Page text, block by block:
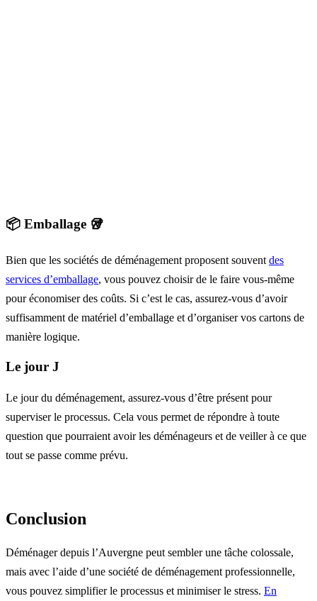
📦 Emballage 🥡
Bien que les sociétés de déménagement proposent souvent des
services d’emballage, vous pouvez choisir de le faire vous-même
pour économiser des coûts. Si c’est le cas, assurez-vous d’avoir
suffisamment de matériel d’emballage et d’organiser vos cartons de
manière logique.
Le jour J
Le jour du déménagement, assurez-vous d’être présent pour
superviser le processus. Cela vous permet de répondre à toute
question que pourraient avoir les déménageurs et de veiller à ce que
tout se passe comme prévu.
Conclusion
Déménager depuis l’Auvergne peut sembler une tâche colossale,
mais avec l’aide d’une société de déménagement professionnelle,
vous pouvez simplifier le processus et minimiser le stress. En